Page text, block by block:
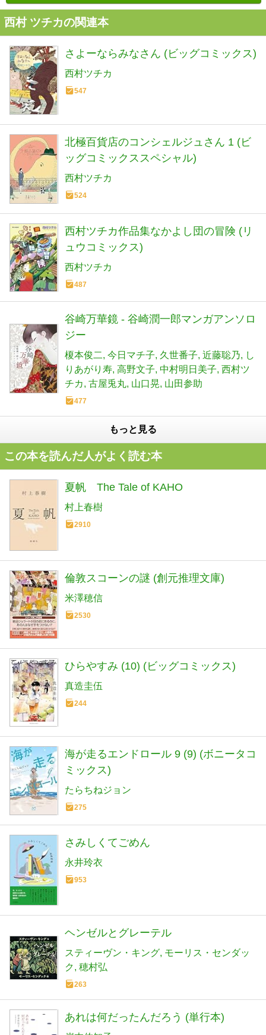
西村 ツチカの関連本
さよーならみなさん (ビッグコミックス)
西村ツチカ
547
北極百貨店のコンシェルジュさん 1 (ビ
ッグコミックススペシャル)
西村ツチカ
524
西村ツチカ作品集なかよし団の冒険 (リ
ュウコミックス)
西村ツチカ
487
谷崎万華鏡 - 谷崎潤一郎マンガアンソロ
ジー
榎本俊二 今日マチ子 久世番子 近藤聡乃
し
りあがり寿 高野文子 中村明日美子 西村ツ
チカ 古屋兎丸 山口晃 山田参助
477
もっと見る
この本を読んだ人がよく読む本
夏帆 The Tale of KAHO
村上春樹
2910
倫敦スコーンの謎 (創元推理文庫)
米澤穂信
2530
ひらやすみ (10) (ビッグコミックス)
真造圭伍
244
海が走るエンドロール 9 (9) (ボニータコ
ミックス)
たらちねジョン
275
さみしくてごめん
永井玲衣
953
ヘンゼルとグレーテル
スティーヴン・キング モーリス・センダッ
ク 穂村弘
263
あれは何だったんだろう (単行本)